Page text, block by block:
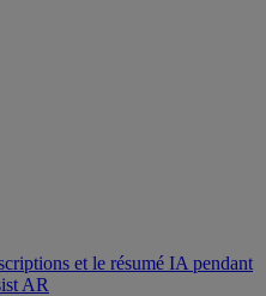
et le résumé IA pendant
AR